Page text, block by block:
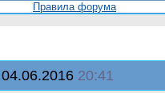
Правила форума
04.06.2016 20:41